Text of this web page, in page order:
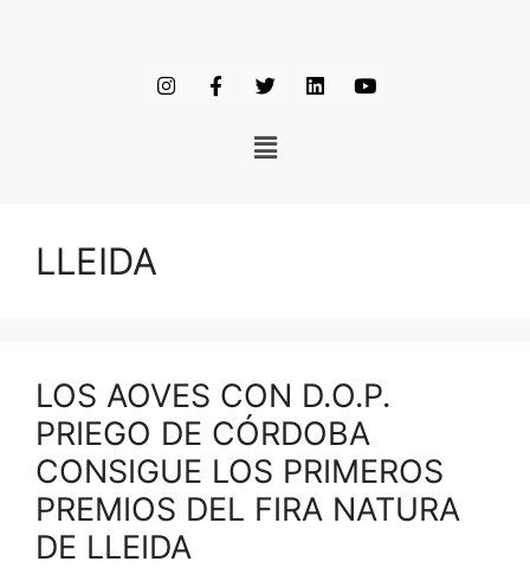
LLEIDA
LOS AOVES CON D.O.P.
PRIEGO DE CÓRDOBA
CONSIGUE LOS PRIMEROS
PREMIOS DEL FIRA NATURA
DE LLEIDA